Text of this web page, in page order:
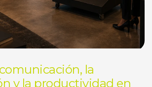
la
y la productividad en